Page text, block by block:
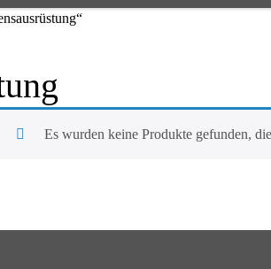
Es wurden keine Produkte gefunden,